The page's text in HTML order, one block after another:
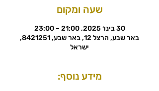
שעה ומקום
30 בינו׳ 2025, 21:00 – 23:00
באר שבע, הרצל 12, באר שבע, 8421251,
ישראל
מידע נוסף: